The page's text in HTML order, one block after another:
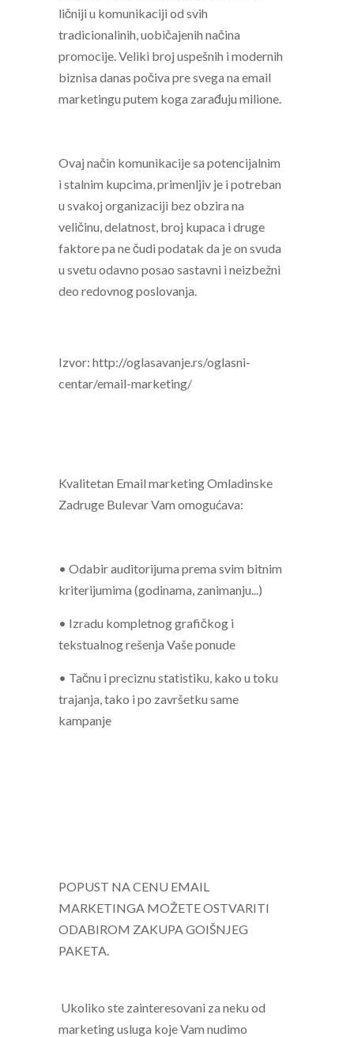
ličniji u komunikaciji od svih
tradicionalinih, uobičajenih načina
promocije. Veliki broj uspešnih i modernih
biznisa danas počiva pre svega na email
marketingu putem koga zarađuju milione.
Ovaj način komunikacije sa potencijalnim
i stalnim kupcima, primenljiv je i potreban
u svakoj organizaciji bez obzira na
veličinu, delatnost, broj kupaca i druge
faktore pa ne čudi podatak da je on svuda
u svetu odavno posao sastavni i neizbežni
deo redovnog poslovanja.
Izvor: http://oglasavanje.rs/oglasni-
centar/email-marketing/
Kvalitetan Email marketing Omladinske
Zadruge Bulevar Vam omogućava:
• Odabir auditorijuma prema svim bitnim
kriterijumima (godinama, zanimanju...)
• Izradu kompletnog grafičkog i
tekstualnog rešenja Vaše ponude
• Tačnu i preciznu statistiku, kako u toku
trajanja, tako i po završetku same
kampanje
POPUST NA CENU EMAIL
MARKETINGA MOŽETE OSTVARITI
ODABIROM ZAKUPA GOIŠNJEG
PAKETA.
Ukoliko ste zainteresovani za neku od
marketing usluga koje Vam nudimo